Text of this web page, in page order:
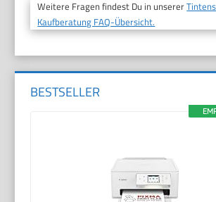
Weitere Fragen findest Du in unserer
Kaufberatung FAQ-Übersicht.
BESTSELLER